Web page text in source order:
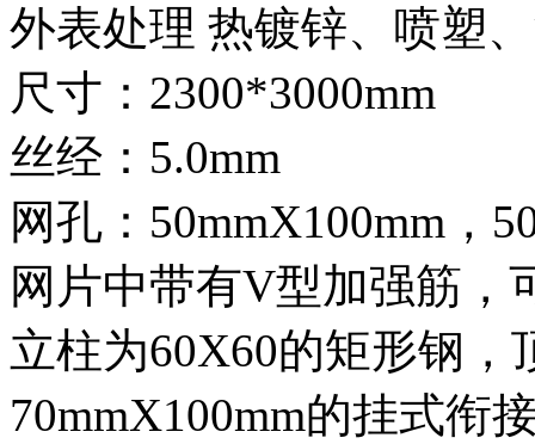
外表处理 热镀锌、喷塑
尺寸：2300*3000mm
丝经：5.0mm
网孔：50mmX100mm，
网片中带有V型加强筋，
立柱为60X60的矩形钢
70mmX100mm的挂式衔